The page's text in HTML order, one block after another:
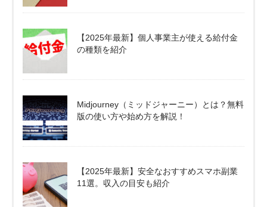
【2025年最新】個人事業主が使える給付金
の種類を紹介
Midjourney（ミッドジャーニー）とは？無料
版の使い方や始め方を解説！
【2025年最新】安全なおすすめスマホ副業
11選。収入の目安も紹介